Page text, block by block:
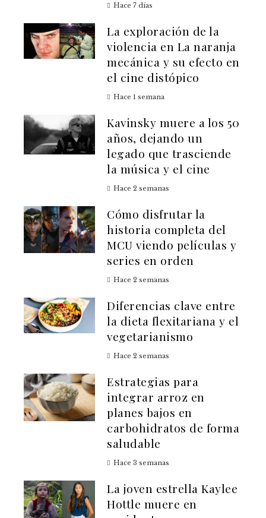
Hace 7 días
La exploración de la
violencia en La naranja
mecánica y su efecto en
el cine distópico
Hace 1 semana
Kavinsky muere a los 50
años, dejando un
legado que trasciende
la música y el cine
Hace 2 semanas
Cómo disfrutar la
historia completa del
MCU viendo películas y
series en orden
Hace 2 semanas
Diferencias clave entre
la dieta flexitariana y el
vegetarianismo
Hace 2 semanas
Estrategias para
integrar arroz en
planes bajos en
carbohidratos de forma
saludable
Hace 3 semanas
La joven estrella Kaylee
Hottle muere en